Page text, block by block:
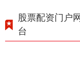
股票配资门户
台